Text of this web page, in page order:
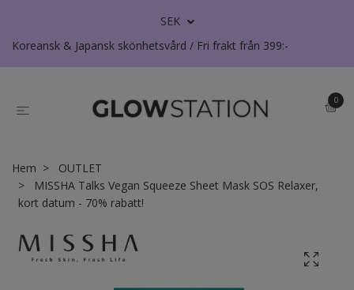
SEK
Koreansk & Japansk skönhetsvård / Fri frakt från 399:-
0
Hem
OUTLET
MISSHA Talks Vegan Squeeze Sheet Mask SOS Relaxer,
kort datum - 70% rabatt!